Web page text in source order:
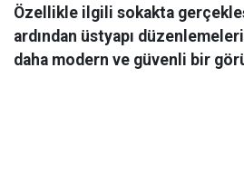
Özellikle ilgili sokakta
ardından üstyapı
daha modern ve güvenli bir